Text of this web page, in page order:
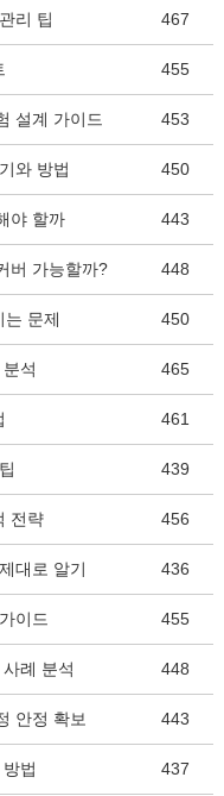
리 팁 467
455
설계 가이드 453
와 방법 450
야 할까 443
버 가능할까? 448
는 문제 450
석 465
461
439
전략 456
대로 알기 436
이드 455
례 분석 448
안정 확보 443
법 437